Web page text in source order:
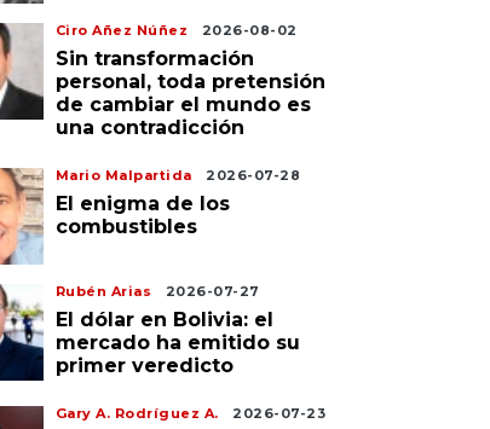
Ciro Añez Núñez 2026-08-02
Sin transformación
personal, toda pretensión
de cambiar el mundo es
una contradicción
Mario Malpartida 2026-07-28
El enigma de los
combustibles
Rubén Arias 2026-07-27
El dólar en Bolivia: el
mercado ha emitido su
primer veredicto
Gary A. Rodríguez A. 2026-07-23